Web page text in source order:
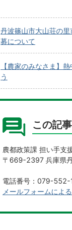
丹波篠山市大山荘の
募について
【農家のみなさま】
う
この記
農都政策課 担い手支
〒669-2397 兵庫県
電話番号：079-552-
メールフォームによ